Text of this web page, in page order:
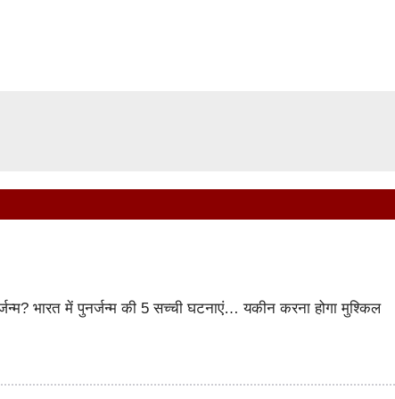
भारत में पुनर्जन्म की 5 सच्ची घटनाएं… यकीन करना होगा मुश्किल